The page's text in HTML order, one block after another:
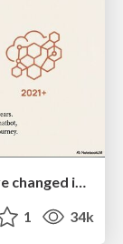
How Software Deployment tools have changed in the past 20 years
1 34k